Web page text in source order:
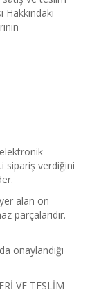
Hakkındaki
sipariş verdiğini
alan ön
parçalarıdır.
onaylandığı
VE TESLİM